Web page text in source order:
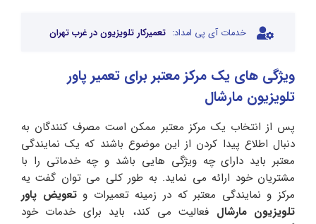
خدمات آی پی امداد: تعمیرکار تلویزیون در غرب تهران
ویژگی های یک مرکز معتبر برای تعمیر پاور
تلویزیون مارشال
پس از انتخاب یک مرکز معتبر ممکن است مصرف کنندگان به
دنبال اطلاع پیدا کردن از این موضوع باشند که یک نمایندگی
معتبر باید دارای چه ویژگی هایی باشد و چه خدماتی را با
مشتریان خود ارائه می نماید. به طور کلی می توان گفت یه
مرکز و نمایندگی معتبر که در زمینه تعمیرات و تعویض پاور
تلویزیون مارشال فعالیت می کند، باید برای خدمات خود